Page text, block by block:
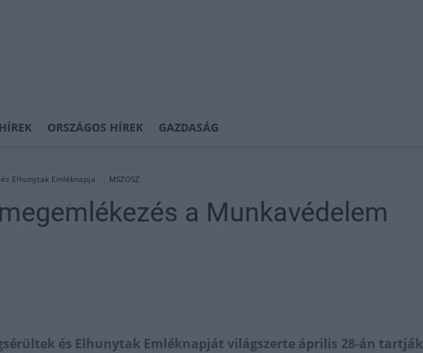
ORSZÁGOS HÍREK GAZDASÁG
Elhunytak Emléknapja MSZOSZ
a Munkavédelem
és Elhunytak Emléknapját világszerte április 28-án tartják